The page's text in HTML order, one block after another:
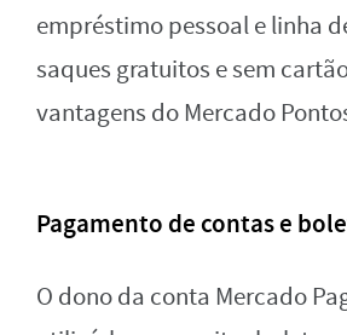
empréstimo pessoal e linha
saques gratuitos e sem
vantagens do Mercado
Pagamento de contas e
O dono da conta Mercado